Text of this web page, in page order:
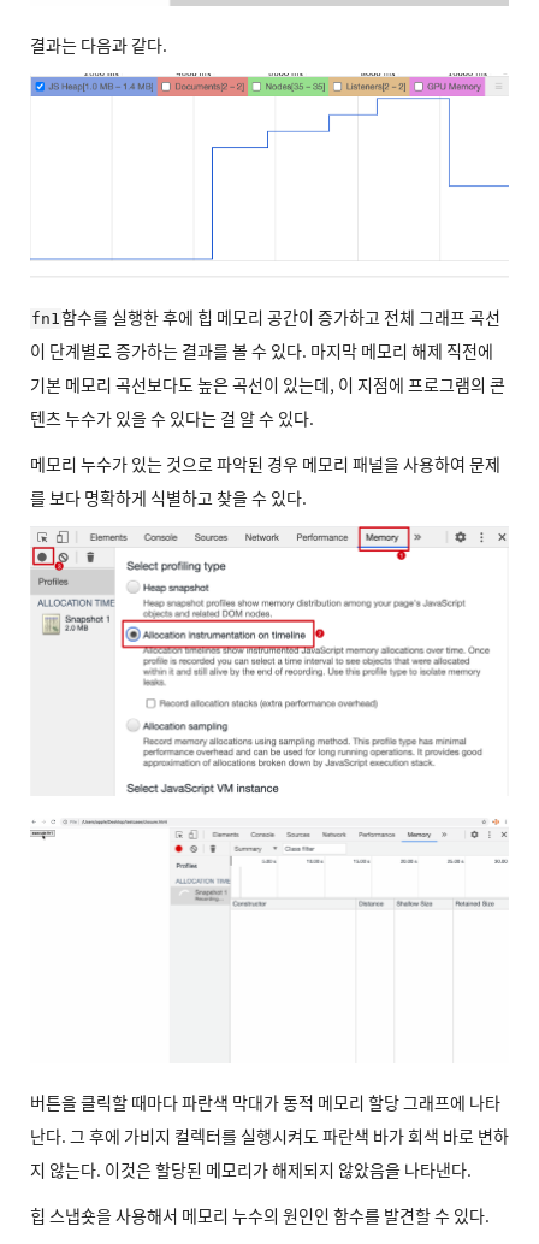
결과는 다음과 같다.
fn1 함수를 실행한 후에 힙 메모리 공간이 증가하고 전체 그래프 곡선
이 단계별로 증가하는 결과를 볼 수 있다. 마지막 메모리 해제 직전에
기본 메모리 곡선보다도 높은 곡선이 있는데, 이 지점에 프로그램의 콘
텐츠 누수가 있을 수 있다는 걸 알 수 있다.
메모리 누수가 있는 것으로 파악된 경우 메모리 패널을 사용하여 문제
를 보다 명확하게 식별하고 찾을 수 있다.
버튼을 클릭할 때마다 파란색 막대가 동적 메모리 할당 그래프에 나타
난다. 그 후에 가비지 컬렉터를 실행시켜도 파란색 바가 회색 바로 변하
지 않는다. 이것은 할당된 메모리가 해제되지 않았음을 나타낸다.
힙 스냅숏을 사용해서 메모리 누수의 원인인 함수를 발견할 수 있다.